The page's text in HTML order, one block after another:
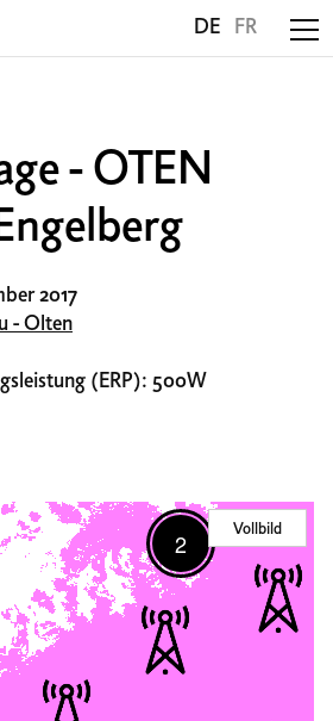
DE FR
- OTEN
2017
- Olten
(ERP): 500W
2 Vollbild